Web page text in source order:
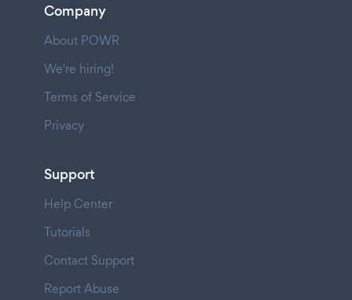
Company
About POWR
We're hiring!
Terms of Service
Privacy
Support
Help Center
Tutorials
Contact Support
Report Abuse